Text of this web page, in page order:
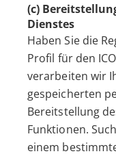
(c)
Dienstes
Haben Sie die
Profil für den
verarbeiten wir
gespeicherten
Bereitstellung
Funktionen.
einem